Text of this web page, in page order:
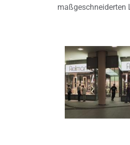
maßgeschneiderten